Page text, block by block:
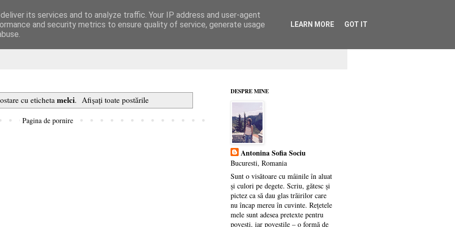
cu eticheta melci. Afișați toate postările
Pagina de pornire
DESPRE MINE
Antonina Sofia Sociu
Bucuresti, Romania
Sunt o visătoare cu mâinile în aluat
și culori pe degete. Scriu, gătesc și
pictez ca să dau glas trăirilor care
nu încap mereu în cuvinte. Rețetele
mele sunt adesea pretexte pentru
povești, iar poveștile – o formă de
its services and to analyze traffic. Your IP address and user-agent
and security metrics to ensure quality of service, generate usage
LEARN MORE GOT IT